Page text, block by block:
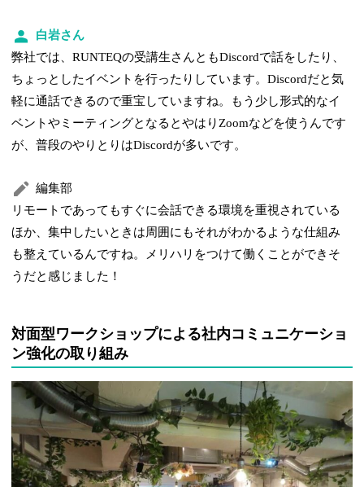
白岩さん
弊社では、RUNTEQの受講生さんともDiscordで話をしたり、
ちょっとしたイベントを行ったりしています。Discordだと気
軽に通話できるので重宝していますね。もう少し形式的なイ
ベントやミーティングとなるとやはりZoomなどを使うんです
が、普段のやりとりはDiscordが多いです。
編集部
リモートであってもすぐに会話できる環境を重視されている
ほか、集中したいときは周囲にもそれがわかるような仕組み
も整えているんですね。メリハリをつけて働くことができそ
うだと感じました！
対面型ワークショップによる社内コミュニケーショ
ン強化の取り組み